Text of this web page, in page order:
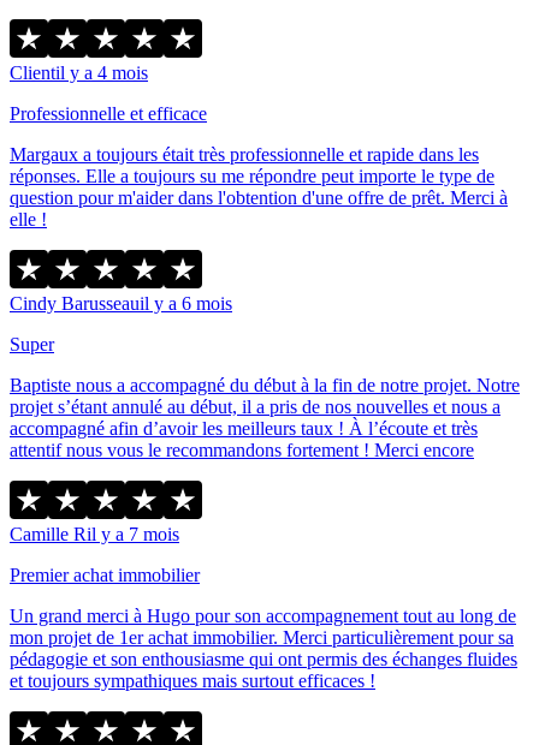
Clientil y a 4 mois
Professionnelle et efficace
Margaux a toujours était très professionnelle et rapide dans les
réponses. Elle a toujours su me répondre peut importe le type de
question pour m'aider dans l'obtention d'une offre de prêt. Merci à
elle !
Cindy Barusseauil y a 6 mois
Super
Baptiste nous a accompagné du début à la fin de notre projet. Notre
projet s’étant annulé au début, il a pris de nos nouvelles et nous a
accompagné afin d’avoir les meilleurs taux ! À l’écoute et très
attentif nous vous le recommandons fortement ! Merci encore
Camille Ril y a 7 mois
Premier achat immobilier
Un grand merci à Hugo pour son accompagnement tout au long de
mon projet de 1er achat immobilier. Merci particulièrement pour sa
pédagogie et son enthousiasme qui ont permis des échanges fluides
et toujours sympathiques mais surtout efficaces !